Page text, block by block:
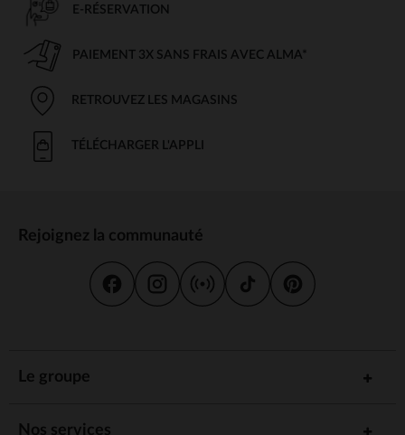
E-RÉSERVATION
PAIEMENT 3X SANS FRAIS AVEC ALMA*
RETROUVEZ LES MAGASINS
TÉLÉCHARGER L'APPLI
Rejoignez la communauté
Le groupe
Nos services